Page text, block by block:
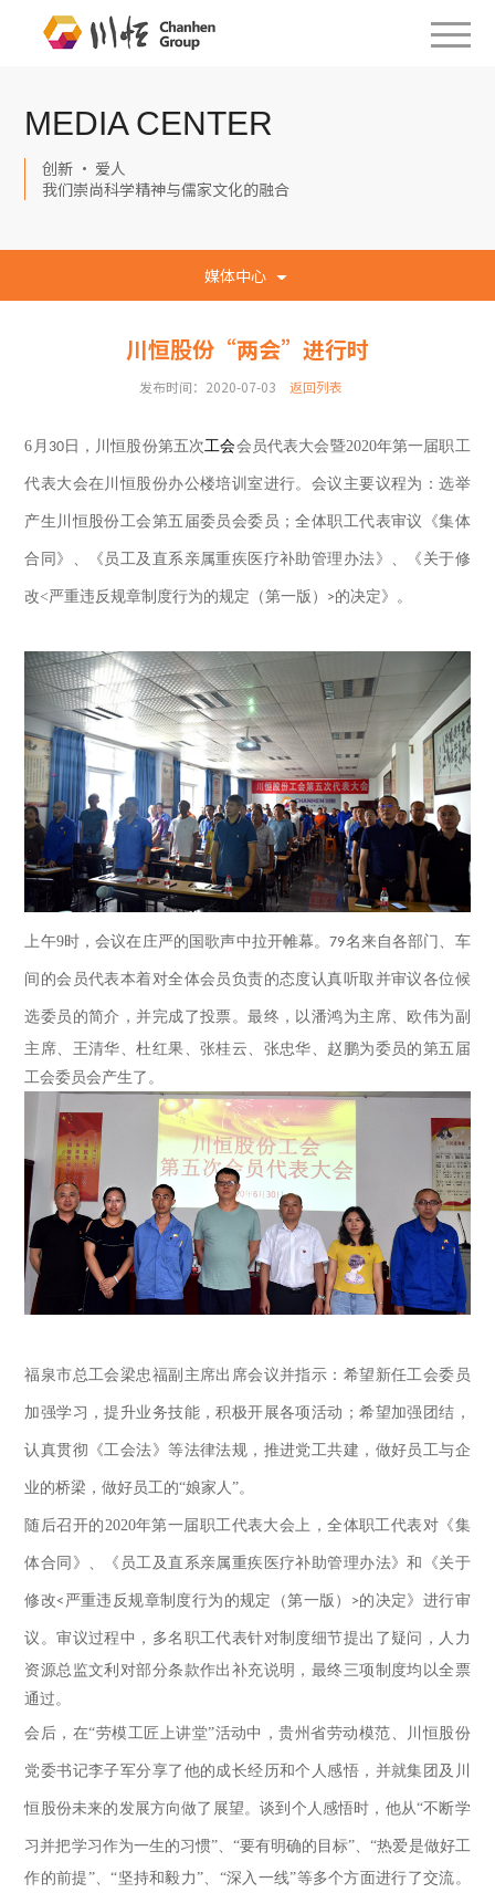
MEDIA CENTER
创新 · 爱人
我们崇尚科学精神与儒家文化的融合
媒体中心
川恒股份“两会”进行时
发布时间：2020-07-03 返回列表
6 月 30日 ， 川恒股份第五次工会会员代表大会暨2020年第一届职工
代表大会在川恒股份办公楼培训室进行。会议主要议程为：选举
产生川恒股份工会第五届委员会委员；全体职工代表审议《集体
合同》、《员工及直系亲属重疾医疗补助管理办法》、《关于修
改<严重违反规章制度行为的规定（第一版） >的决定》。
上午9时，会议在庄严的国歌声中拉开帷幕。79名来自各部门、车
间的会员代表本着对全体会员负责的态度认真听取并审议各位候
选委员的简介，并完成了投票。最终， 以潘鸿为主席、欧伟为副
主席、王清华、杜红果、张桂云、张忠华、赵鹏为委员的第五届
工会委员会产生了。
福泉市总工会梁忠福副主席出席会议并指示 ：希望新任工会委员
加强学习，提升业务技能，积极开展各项活动；希望加强团结，
认真贯彻《工会法》等法律法规，推进党工共建，做好员工与企
业的桥梁，做好员工的“娘家人”。
随后召开的 2020年第一届职工代表大会上，全体职工代表对《集
体合同》、《员工及直系亲属重疾医疗补助管理办法》和《关于
修改< 严重违反规章制度行为的规定（第一版） >的决定》进行审
议。审议过程中 ， 多名职工代表针对制度细节提出了疑问， 人力
资源总监文利对部分条款作出补充说明，最终 三项制度均以全 票
通过。
会后，在“劳模工匠上讲堂”活动中，贵州省劳动模范、川恒股份
党委书记李子军分享了他的成长经历和个人感悟 ， 并就集团 及川
恒 股份未来的发展方向做了展望。谈到个人 感悟时，他从“不断学
习并把学习作为一生的习惯”、 “要有明确的目标” 、“热爱是做好工
作的前提”、“坚持和毅力” “深入一线”等多个方面进行了交流 。